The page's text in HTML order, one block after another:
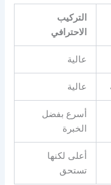
التركيب
الاحترافي
عالية
عالية
أسرع بفضل
الخبرة
أعلى لكنها
تستحق